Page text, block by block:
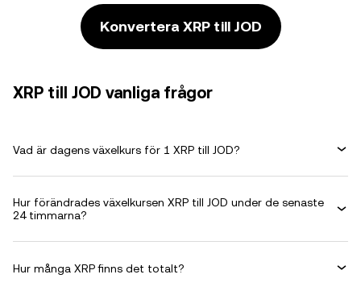
Konvertera XRP till JOD
XRP till JOD vanliga frågor
Vad är dagens växelkurs för 1 XRP till JOD?
Hur förändrades växelkursen XRP till JOD under de senaste
24 timmarna?
Hur många XRP finns det totalt?